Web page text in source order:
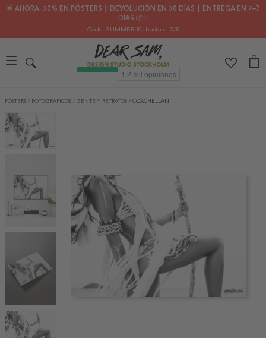
🌟 AHORA: 30% EN PÓSTERS ┃ DEVOLUCIÓN EN 30 DÍAS ┃ ENTREGA EN 2–7
DÍAS 📦✨
Code: SUMMER30, hasta el 7/8
PÓSTERS / FOTOGRÁFICOS / GENTE Y RETRATOS / COACHELLAN